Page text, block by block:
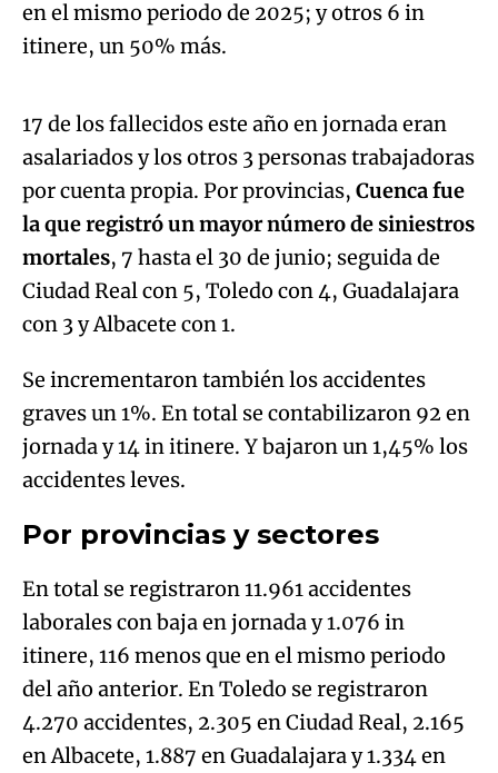
en el mismo periodo de 2025; y otros 6 in
itinere, un 50% más.Algo salió mal.
Try again
17 de los fallecidos este año en jornada eran
asalariados y los otros 3 personas trabajadoras
por cuenta propia. Por provincias, Cuenca fue
la que registró un mayor número de siniestros
mortales, 7 hasta el 30 de junio; seguida de
Ciudad Real con 5, Toledo con 4, Guadalajara
con 3 y Albacete con 1.
Se incrementaron también los accidentes
graves un 1%. En total se contabilizaron 92 en
jornada y 14 in itinere. Y bajaron un 1,45% los
accidentes leves.
Por provincias y sectores
En total se registraron 11.961 accidentes
laborales con baja en jornada y 1.076 in
itinere, 116 menos que en el mismo periodo
del año anterior. En Toledo se registraron
4.270 accidentes, 2.305 en Ciudad Real, 2.165
en Albacete, 1.887 en Guadalajara y 1.334 en